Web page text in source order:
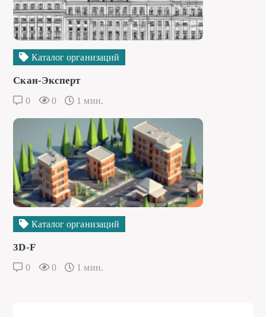
Каталог организаций
Скан-Эксперт
0 0 1 мин.
Каталог организаций
3D-F
0 0 1 мин.